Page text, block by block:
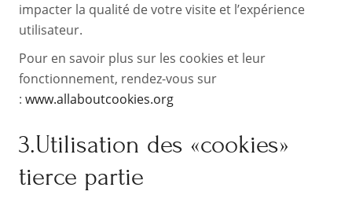
impacter la qualité de votre visite et l’expérience
utilisateur.
Pour en savoir plus sur les cookies et leur
fonctionnement, rendez-vous sur
: www.allaboutcookies.org
3.Utilisation des «cookies»
tierce partie